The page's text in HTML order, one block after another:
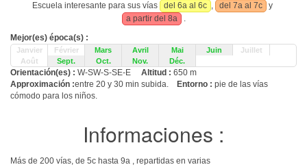
Escuela interesante para sus vías del 6a al 6c , del 7a al 7c
y
a partir del 8a
.
Mejor(es) época(s) :
Janvier Février Mars Avril Mai Juin
Juillet
Août
Sept. Oct. Nov. Déc.
Orientación(es) : W-SW-S-SE-E Altitud : 650 m
Approximación :entre 20 y 30 min subida. Entorno : pie de las vías
cómodo para los niños.
Informaciones :
Más de 200 vías, de 5c hasta 9a , repartidas en varias